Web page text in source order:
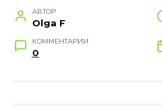
АВТОР
Olga F
КОММЕНТАРИИ
0